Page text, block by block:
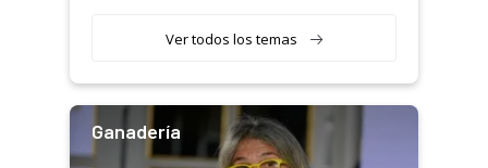
variedades que marcan un
salto tecnológico en genética y
Ver todos los temas
Ganadería